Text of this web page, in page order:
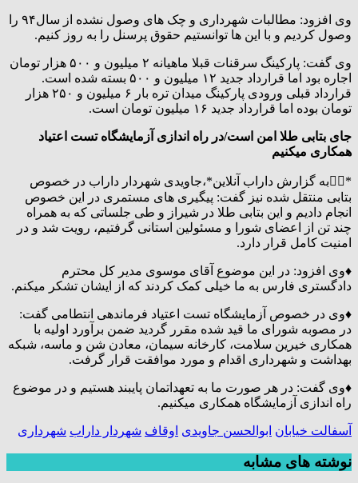
وی افزود: مطالبات شهرداری و چک های وصول نشده از سال۹۴ را
وصول کردیم و با این ها توانستیم حقوق پرسنل را به روز کنیم.
وی گفت: پارکینگ سرقنات قبلا ماهیانه ۲ میلیون و ۵٠٠ هزار تومان
اجاره بود اما قرارداد جدید ۱۲ میلیون و ۵٠٠ بسته شده است.
قرارداد قبلی ورودی پارکینگ میدان تره بار ۶ میلیون و ۲۵٠ هزار
تومان بوده اما قرارداد جدید ۱۶ میلیون تومان است.
جای بتابی طلا امن است/در راه اندازی آزمایشگاه تست اعتیاد
همکاری میکنیم
*✍🏻به گزارش داراب آنلاین*،جاویدی شهردار داراب در خصوص
بتابی منتقل شده نیز گفت: پیگیری های مستمری در این خصوص
انجام دادیم و این بتابی طلا در شیراز و طی جلساتی که به همراه
چند تن از اعضای شورا و مسئولین استانی گرفتیم، رویت شد و در
امنیت کامل قرار دارد.
♦️وی افزود: در این موضوع آقای موسوی مدیر کل محترم
دادگستری فارس به ما خیلی کمک کردند که از ایشان تشکر میکنم.
♦️وی در خصوص آزمایشگاه تست اعتیاد فرماندهی انتطامی گفت:
در مصوبه شورای ما قید شده مقرر گردید ضمن برآورد اولیه با
همکاری خیرین سلامت، کارخانه سیمان، معادن شن و ماسه، شبکه
بهداشت و شهرداری اقدام و مورد موافقت قرار گرفت.
♦️وی گفت: در هر صورت ما به تعهداتمان پایبند هستیم و در موضوع
راه اندازی آزمایشگاه همکاری میکنیم.
آسفالت خیابان ابوالحسن جاویدی اوقاف شهردار داراب شهرداری
نوشته های مشابه